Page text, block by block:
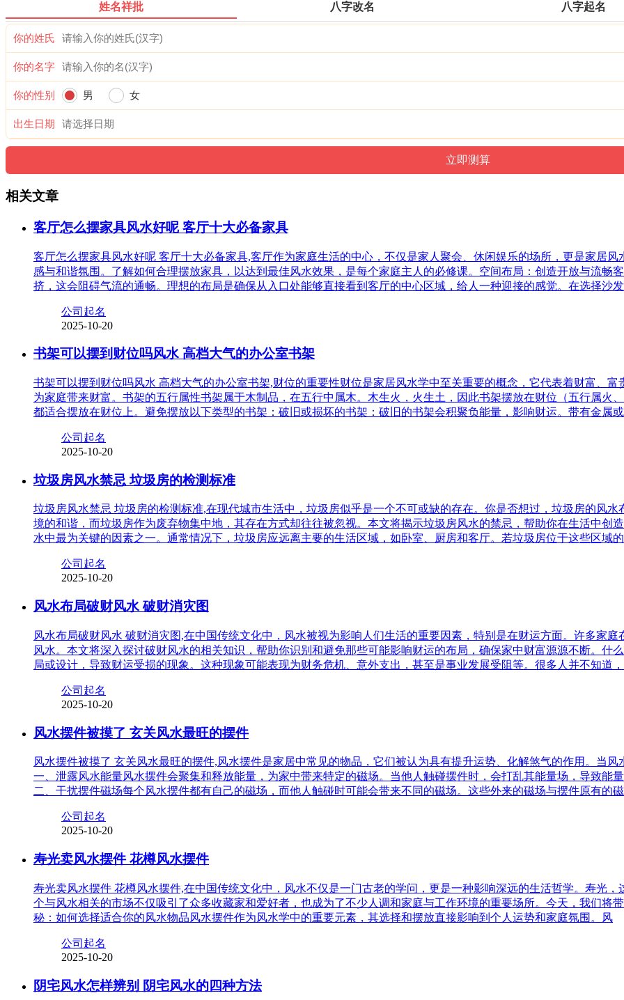
姓名祥批 八字改名 八字起名
你的姓氏
你的名字
你的性别 男 女
出生日期
相关文章
客厅怎么摆家具风水好呢 客厅十大必备家具
客厅怎么摆家具风水好呢 客厅十大必备家具,客厅作为家庭生活的中心，不仅是家人聚会、休闲娱乐的场所，更是家居
感与和谐氛围。了解如何合理摆放家具，以达到最佳风水效果，是每个家庭主人的必修课。空间布局：创造开放与流畅
挤，这会阻碍气流的通畅。理想的布局是确保从入口处能够直接看到客厅的中心区域，给人一种迎接的感觉。在选择沙
公司起名
2025-10-20
书架可以摆到财位吗风水 高档大气的办公室书架
书架可以摆到财位吗风水 高档大气的办公室书架,财位的重要性财位是家居风水学中至关重要的概念，它代表着财富、
为家庭带来财富。书架的五行属性书架属于木制品，在五行中属木。木生火，火生土，因此书架摆放在财位（五行属火
都适合摆放在财位上。避免摆放以下类型的书架：破旧或损坏的书架：破旧的书架会积聚负能量，影响财运。带有金属
公司起名
2025-10-20
垃圾房风水禁忌 垃圾房的检测标准
垃圾房风水禁忌 垃圾房的检测标准,在现代城市生活中，垃圾房似乎是一个不可或缺的存在。你是否想过，垃圾房的风
境的和谐，而垃圾房作为废弃物集中地，其存在方式却往往被忽视。本文将揭示垃圾房风水的禁忌，帮助你在生活中创
水中最为关键的因素之一。通常情况下，垃圾房应远离主要的生活区域，如卧室、厨房和客厅。若垃圾房位于这些区域
公司起名
2025-10-20
风水布局破财风水 破财消灾图
风水布局破财风水 破财消灾图,在中国传统文化中，风水被视为影响人们生活的重要因素，特别是在财运方面。许多家
风水。本文将深入探讨破财风水的相关知识，帮助你识别和避免那些可能影响财运的布局，确保家中财富源源不断。什
局或设计，导致财运受损的现象。这种现象可能表现为财务危机、意外支出，甚至是事业发展受阻等。很多人并不知道，
公司起名
2025-10-20
风水摆件被摸了 玄关风水最旺的摆件
风水摆件被摸了 玄关风水最旺的摆件,风水摆件是家居中常见的物品，它们被认为具有提升运势、化解煞气的作用。当
一、泄露风水能量风水摆件会聚集和释放能量，为家中带来特定的磁场。当他人触碰摆件时，会打乱其能量场，导致能
二、干扰摆件磁场每个风水摆件都有自己的磁场，而他人触碰时可能会带来不同的磁场。这些外来的磁场与摆件原有的
公司起名
2025-10-20
寿光卖风水摆件 花樽风水摆件
寿光卖风水摆件 花樽风水摆件,在中国传统文化中，风水不仅是一门古老的学问，更是一种影响深远的生活哲学。寿光
个与风水相关的市场不仅吸引了众多收藏家和爱好者，也成为了不少人调和家庭与工作环境的重要场所。今天，我们将
秘：如何选择适合你的风水物品风水摆件作为风水学中的重要元素，其选择和摆放直接影响到个人运势和家庭氛围。风
公司起名
2025-10-20
阴宅风水怎样辨别 阴宅风水的四种方法